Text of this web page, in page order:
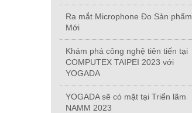
Ra mắt Microphone Đo Sản phẩm
Mới
Khám phá công nghệ tiên tiến tại
COMPUTEX TAIPEI 2023 với
YOGADA
YOGADA sẽ có mặt tại Triển lãm
NAMM 2023